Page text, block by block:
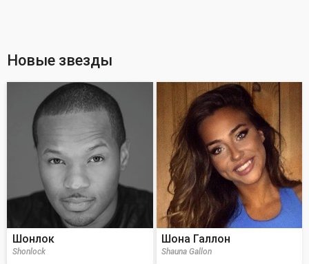
Новые звезды
Шонлок
Shonlock
Шона Галлон
Shauna Gallon